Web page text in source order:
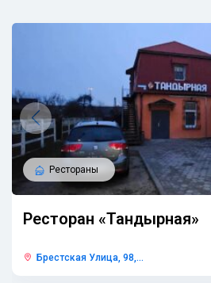
Ресторан «Тандырная»
Рестораны
Брестская Улица, 98,...